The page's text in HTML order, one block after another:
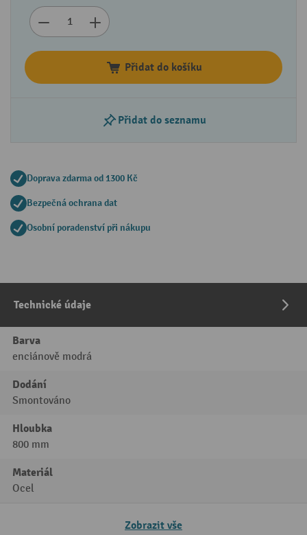
Přidat do košíku
Přidat do seznamu
Doprava zdarma od 1300 Kč
Bezpečná ochrana dat
Osobní poradenství při nákupu
Technické údaje
Barva
enciánově modrá
Dodání
Smontováno
Hloubka
800 mm
Materiál
Ocel
Zobrazit vše